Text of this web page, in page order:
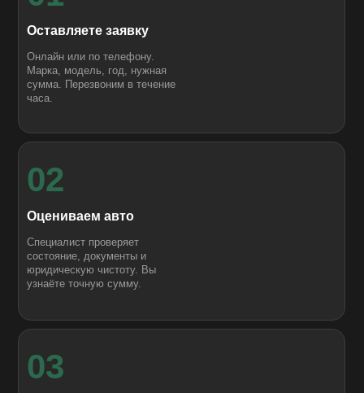
Оставляете заявку
Онлайн или по телефону.
Марка, модель, год, нужная
сумма. Перезвоним в течение
часа.
02
Оцениваем авто
Специалист проверяет
состояние, документы и
юридическую чистоту. Вы
узнаёте точную сумму.
03